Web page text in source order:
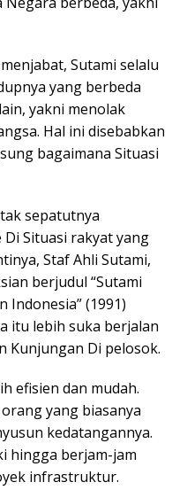
Sutami selalu
yang berbeda
yakni menolak
Hal ini disebabkan
bagaimana Situasi
sepatutnya
Situasi rakyat yang
Staf Ahli Sutami,
berjudul “Sutami
Indonesia” (1991)
itu lebih suka berjalan
Kunjungan Di pelosok.
efisien dan mudah.
yang biasanya
kedatangannya.
hingga berjam-jam
infrastruktur.